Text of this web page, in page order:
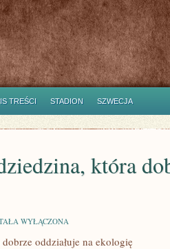
TREŚCI STADION SZWECJA
która
WYŁĄCZONA
oddziałuje na ekologię